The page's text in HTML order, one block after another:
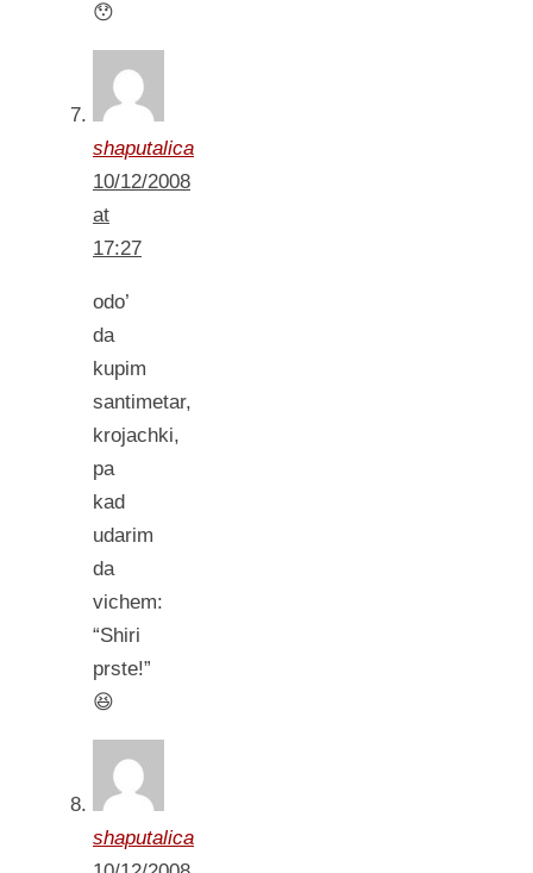
😯
shaputalica
10/12/2008
at
17:27
odo’
da
kupim
santimetar,
krojachki,
pa
kad
udarim
da
vichem:
“Shiri
prste!”
😆
shaputalica